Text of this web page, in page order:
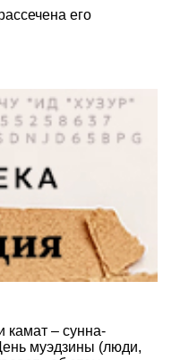
камат – сунна-
муэдзины (люди,